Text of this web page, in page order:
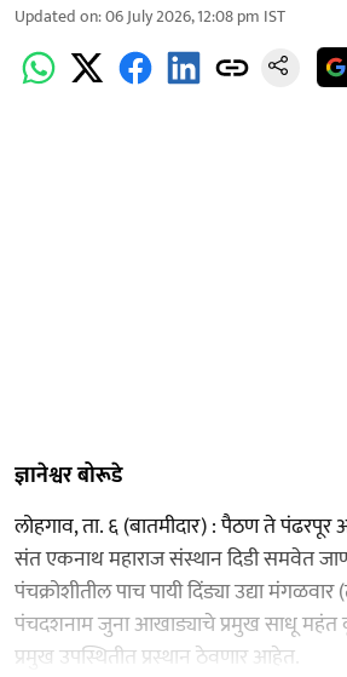
Updated on:06 July 2026, 12:08 pm IST
ज्ञानेश्वर बोरूडे
लोहगाव, ता. ६ (बातमीदार) : पैठण ते पंढरपूर
संत एकनाथ महाराज संस्थान दिडी समवेत
पंचक्रोशीतील पाच पायी दिंड्या उद्या मंगळवार
पंचदशनाम जुना आखाड्याचे प्रमुख साधू महंत
प्रमुख उपस्थितीत प्रस्थान ठेवणार आहेत.